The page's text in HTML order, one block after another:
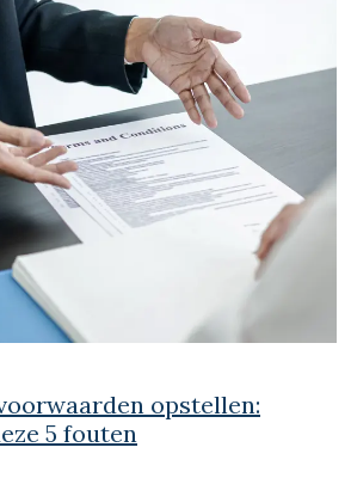
opstellen:
5 fouten